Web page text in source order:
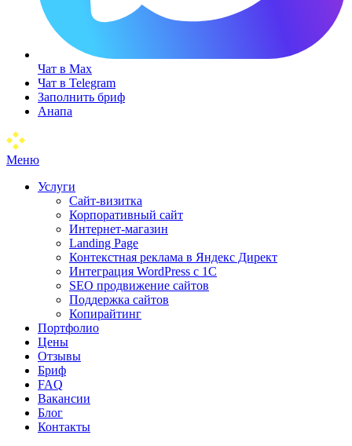
Чат в Max
Чат в Telegram
Заполнить бриф
Анапа
Меню
Услуги
Сайт-визитка
Корпоративный сайт
Интернет-магазин
Landing Page
Контекстная реклама в Яндекс Директ
Интеграция WordPress c 1C
SEO продвижение сайтов
Поддержка сайтов
Копирайтинг
Портфолио
Цены
Отзывы
Бриф
FAQ
Вакансии
Блог
Контакты